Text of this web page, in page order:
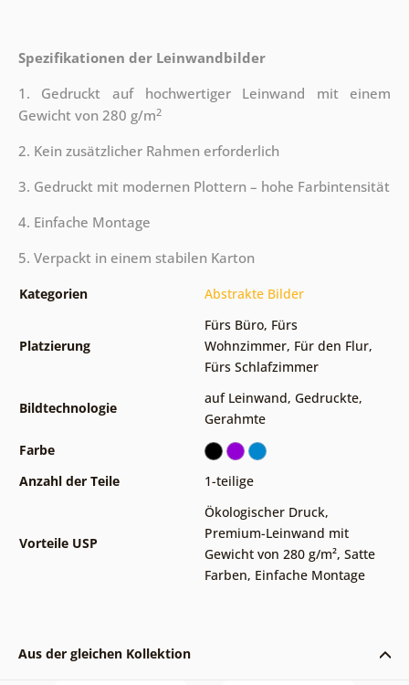
Spezifikationen der Leinwandbilder
1. Gedruckt auf hochwertiger Leinwand mit einem
Gewicht von 280 g/m2
2. Kein zusätzlicher Rahmen erforderlich
3. Gedruckt mit modernen Plottern – hohe Farbintensität
4. Einfache Montage
5. Verpackt in einem stabilen Karton
Kategorien Abstrakte Bilder
Platzierung
Fürs Büro, Fürs
Wohnzimmer, Für den Flur,
Fürs Schlafzimmer
Bildtechnologie
auf Leinwand, Gedruckte,
Gerahmte
Farbe
Anzahl der Teile
1-teilige
Vorteile USP
Ökologischer Druck,
Premium-Leinwand mit
Gewicht von 280 g/m², Satte
Farben, Einfache Montage
Aus der gleichen Kollektion